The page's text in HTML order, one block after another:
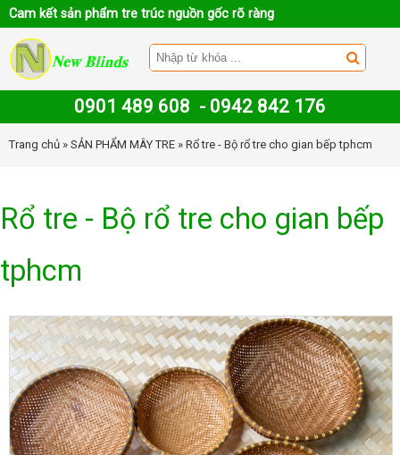
Cam kết sản phẩm tre trúc nguồn gốc rõ ràng
0901 489 608 - 0942 842 176
Trang chủ » SẢN PHẨM MÂY TRE » Rổ tre - Bộ rổ tre cho gian bếp tphcm
Rổ tre - Bộ rổ tre cho gian bếp
tphcm